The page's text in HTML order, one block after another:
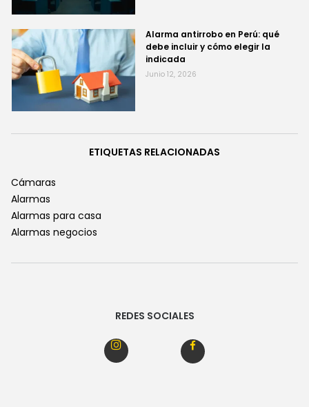
Alarma antirrobo en Perú: qué
debe incluir y cómo elegir la
indicada
Junio 12, 2026
ETIQUETAS RELACIONADAS
Cámaras
Alarmas
Alarmas para casa
Alarmas negocios
REDES SOCIALES